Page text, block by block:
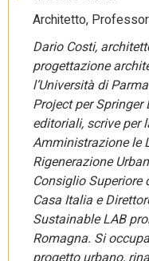
Architetto,
Dario Costi,
progettazione
l’Università di
Project per
editoriali, scrive per
Amministrazione le
Rigenerazione
Consiglio
Casa Italia e
Sustainable LAB
Romagna. Si